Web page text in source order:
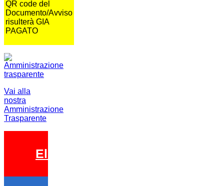
QR code del
Documento/Avviso
risulterà GIA
PAGATO
Vai alla
nostra
Amministrazione
Trasparente
Elezioni 2026